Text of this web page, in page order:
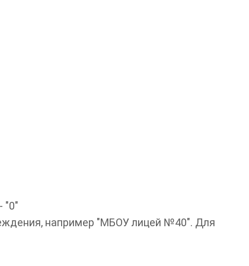
"0"
например "МБОУ лицей №40". Для